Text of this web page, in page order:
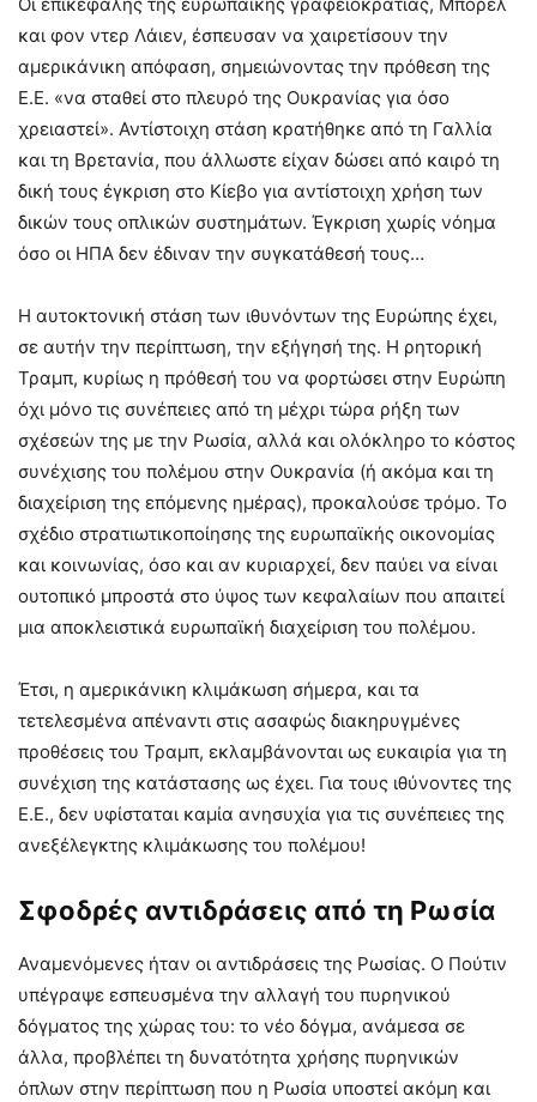
και φον ντερ Λάιεν, έσπευσαν να χαιρετίσουν την
αμερικάνικη απόφαση, σημειώνοντας την πρόθεση της
Ε.Ε. «να σταθεί στο πλευρό της Ουκρανίας για όσο
χρειαστεί». Αντίστοιχη στάση κρατήθηκε από τη Γαλλία
και τη Βρετανία, που άλλωστε είχαν δώσει από καιρό τη
δική τους έγκριση στο Κίεβο για αντίστοιχη χρήση των
δικών τους οπλικών συστημάτων. Έγκριση χωρίς νόημα
όσο οι ΗΠΑ δεν έδιναν την συγκατάθεσή τους…
Η αυτοκτονική στάση των ιθυνόντων της Ευρώπης έχει,
σε αυτήν την περίπτωση, την εξήγησή της. Η ρητορική
Τραμπ, κυρίως η πρόθεσή του να φορτώσει στην Ευρώπη
όχι μόνο τις συνέπειες από τη μέχρι τώρα ρήξη των
σχέσεών της με την Ρωσία, αλλά και ολόκληρο το κόστος
συνέχισης του πολέμου στην Ουκρανία (ή ακόμα και τη
διαχείριση της επόμενης ημέρας), προκαλούσε τρόμο. Το
σχέδιο στρατιωτικοποίησης της ευρωπαϊκής οικονομίας
και κοινωνίας, όσο και αν κυριαρχεί, δεν παύει να είναι
ουτοπικό μπροστά στο ύψος των κεφαλαίων που απαιτεί
μια αποκλειστικά ευρωπαϊκή διαχείριση του πολέμου.
Έτσι, η αμερικάνικη κλιμάκωση σήμερα, και τα
τετελεσμένα απέναντι στις ασαφώς διακηρυγμένες
προθέσεις του Τραμπ, εκλαμβάνονται ως ευκαιρία για τη
συνέχιση της κατάστασης ως έχει. Για τους ιθύνοντες της
Ε.Ε., δεν υφίσταται καμία ανησυχία για τις συνέπειες της
ανεξέλεγκτης κλιμάκωσης του πολέμου!
Σφοδρές αντιδράσεις από τη Ρωσία
Αναμενόμενες ήταν οι αντιδράσεις της Ρωσίας. Ο Πούτιν
υπέγραψε εσπευσμένα την αλλαγή του πυρηνικού
δόγματος της χώρας του: το νέο δόγμα, ανάμεσα σε
άλλα, προβλέπει τη δυνατότητα χρήσης πυρηνικών
όπλων στην περίπτωση που η Ρωσία υποστεί ακόμη και